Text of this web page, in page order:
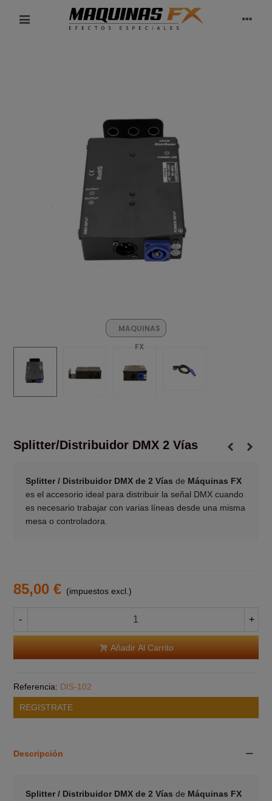
MAQUINAS
FX
Splitter/Distribuidor DMX 2 Vías
Splitter / Distribuidor DMX de 2 Vías de Máquinas FX
es el accesorio ideal para distribuir la señal DMX cuando
es necesario trabajar con varias líneas desde una misma
mesa o controladora.
85,00 € (impuestos excl.)
- +
Añadir Al Carrito
Referencia: DIS-102
REGISTRATE
Descripción
Splitter / Distribuidor DMX de 2 Vías de Máquinas FX